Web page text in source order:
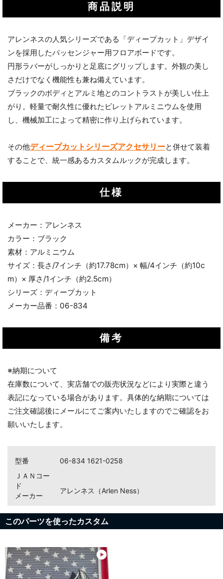
商品説明
アレンネスの人気シリーズである「ディープカット」デザイ
ンを採用したパッセンジャー用フロアボードです。
円形ラバーがしっかりと足底にグリップします。外観の美し
さだけでなく機能性も兼ね備えています。
ブラックのボディとアルミ地とのコントラストが美しい仕上
がり。軽量で耐久性に優れたビレットアルミニウムを使用
し、機械加工によって精密に作り上げられています。
その他ディープカットシリーズアクセサリーと併せて装着
することで、統一感あるカスタムルックが完成します。
仕様
メーカー：アレンネス
カラー：ブラック
素材：アルミニウム
サイズ：長さ/7インチ（約17.78cm）× 幅/4インチ（約10c
m）× 厚さ/1インチ（約2.5cm）
シリーズ：ディープカット
メーカー品番：06-834
備考
※納期について
在庫数について、実店舗での販売状況などにより実際と違う
表記になっている場合があります。具体的な納期については
ご注文確認後にメールにてご案内いたしますのでご確認をお
願いいたします。
型番
06-834 1621-0258
ＪＡＮコー
ド
メーカー
アレンネス（Arlen Ness）
このパーツを使ったカスタム